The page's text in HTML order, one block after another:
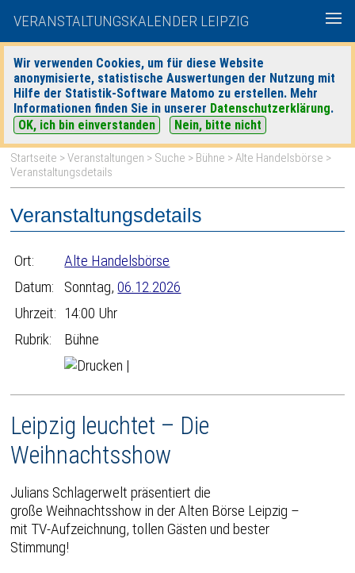
VERANSTALTUNGSKALENDER LEIPZIG
Wir verwenden Cookies, um für diese Website
anonymisierte, statistische Auswertungen der Nutzung mit
Hilfe der Statistik-Software Matomo zu erstellen. Mehr
Informationen finden Sie in unserer Datenschutzerklärung.
OK, ich bin einverstanden
Nein, bitte nicht
heute|morgen| Detaillierte Suche
Startseite >Veranstaltungen > Suche > Bühne >Alte Handelsbörse >
Veranstaltungsdetails
Veranstaltungsdetails
Ort:
Alte Handelsbörse
Datum:
Sonntag,06.12.2026
Uhrzeit: 14:00 Uhr
Rubrik:
Bühne
|
Leipzig leuchtet – Die
Weihnachtsshow
Julians Schlagerwelt präsentiert die
große Weihnachtsshow in der Alten Börse Leipzig –
mit TV-Aufzeichnung, tollen Gästen und bester
Stimmung!